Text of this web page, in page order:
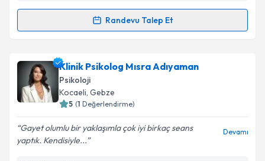
Kişisel verilerimin işlenmesine ilişkin
Metni'ni okudum ve kişisel verilerimin belirtilen
Takvim Talebini Gönder
Randevu Talep Et
Randevu Takvimi Talebi
Psk. Hilal Erva Ergün için randevu takvimi talebi
oluşturun. Size bu uzmandan randevu almanız için bir
takvim hazırlandığında e-posta ile bilgilendireceğiz.
Klinik Psikolog Mısra Adıyaman
Psikoloji
Kocaeli, Gebze
5 (1 Değerlendirme)
Gayet olumlu bir yaklaşımla çok iyi birkaç seans
yaptık. Kendisiyle...
Devamı